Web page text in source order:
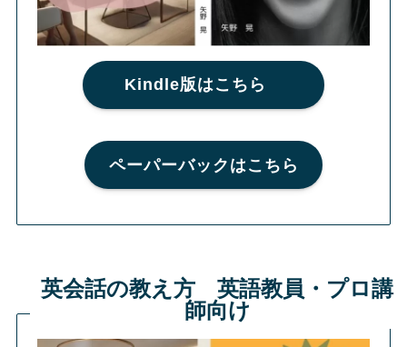
Kindle版はこちら
ペーパーバックはこちら
英会話の教え方 英語教員・プロ講
師向け